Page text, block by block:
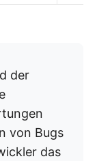
der
von Bugs
das